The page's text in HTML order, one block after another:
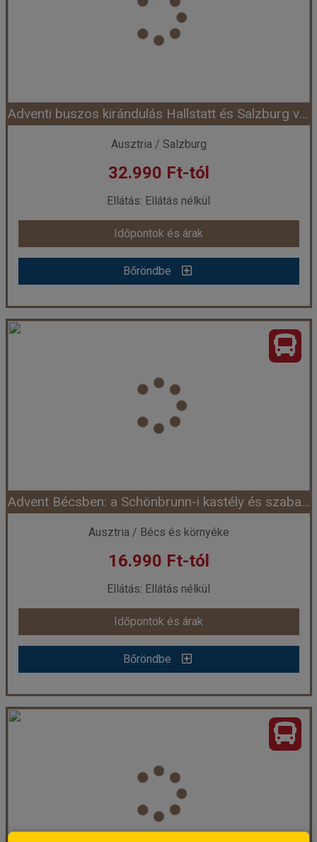
Utazás módja:Busszal
Ellátás nélkül
Szálláskategória:
Részvételi alapár
Időpont: 2026-11-28 | 1 nap
már 16.990 Ft-tól
Időpontok és árak
Bőröndbe
Adventi buszos kirándulás Hallstatt és Salzburg városába
Ausztria / Salzburg
32.990 Ft-tól
Ellátás: Ellátás nélkül
Időpontok és árak
Bőröndbe
Adventi buszos kirándulás Hallstatt és Salzburg városába
Város: Salzburg
Utazás módja:Busszal
Ellátás nélkül
Szálláskategória:
Részvételi alapár
Időpont: 2026-11-28 | 1 éj
már 32.990 Ft-tól
Időpontok és árak
Bőröndbe
Advent Bécsben: a Schönbrunn-i kastély és szabadprogram rövid városnézéssel
Ausztria / Bécs és környéke
16.990 Ft-tól
Ellátás: Ellátás nélkül
Időpontok és árak
Bőröndbe
Advent Bécsben: a Schönbrunn-i kastély és szabadprogram rövid városnézéssel
Város:Bécs
Utazás módja:Busszal
Ellátás nélkül
Szálláskategória:
Részvételi alapár
Időtartam:1 nap